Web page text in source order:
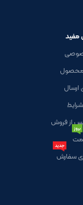
مفید
از فروش
بروز
سفارش
جدید